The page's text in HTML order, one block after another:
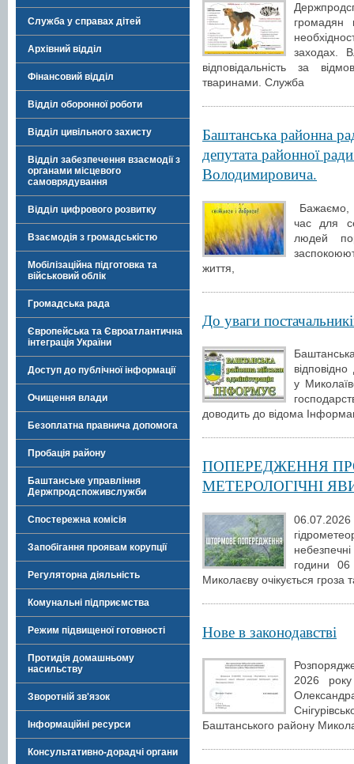
Служба у справах дітей
Архівний відділ
Фінансовий відділ
Відділ оборонної роботи
Відділ цивільного захисту
Відділ забезпечення взаємодії з
органами місцевого
самоврядування
Відділ цифрового розвитку
Взаємодія з громадськістю
Мобілізаційна підготовка та
військовий облік
Громадська рада
Європейська та Євроатлантична
інтеграція України
Доступ до публічної інформації
Очищення влади
Безоплатна правнича допомога
Пробація району
Баштанське управління
Держпродспоживслужби
Спостережна комісія
Запобігання проявам корупції
Регуляторна діяльність
Комунальні підприємства
Режим підвищеної готовності
Протидія домашньому
насильству
Зворотній зв'язок
Інформаційні ресурси
Консультативно-дорадчі органи
громадян
заходах.
відповідальність за
тваринами. Служба
Баштанська районна
депутата районної
Володимировича.
Бажаємо,
час для
людей
життя,
До уваги
у
доводить до відома
ПОПЕРЕДЖЕННЯ
МЕТЕРОЛОГІЧНІ
години
Миколаєву очікується гроза
Нове в законодавстві
2026
Баштанського району